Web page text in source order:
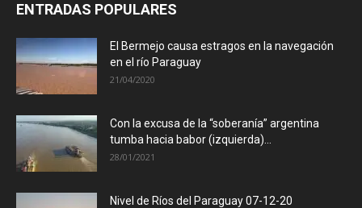
ENTRADAS POPULARES
El Bermejo causa estragos en la navegación
en el río Paraguay
21/04/2020
Con la excusa de la “soberanía” argentina
tumba hacia babor (izquierda)...
28/01/2021
Nivel de Ríos del Paraguay 07-12-20